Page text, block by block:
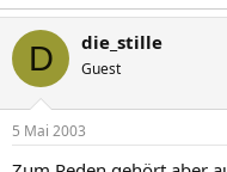
D die_stille
Guest
5 Mai 2003